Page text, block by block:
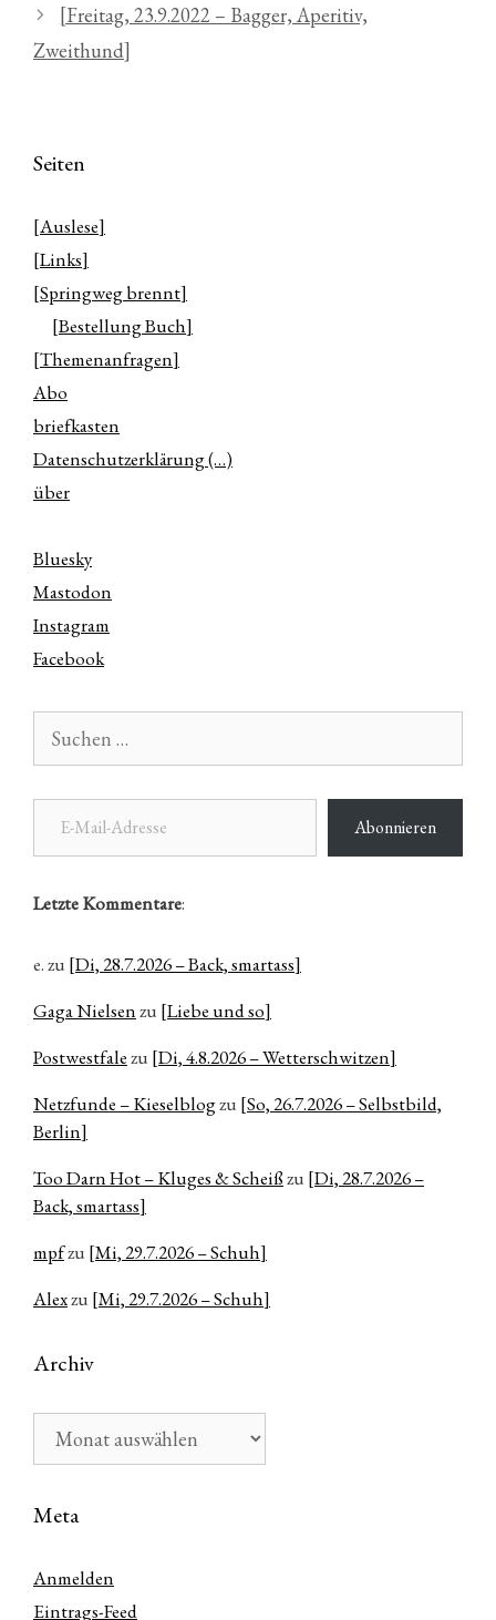
[Freitag, 23.9.2022 – Bagger, Aperitiv,
Zweithund]
Seiten
[Auslese]
[Links]
[Springweg brennt]
[Bestellung Buch]
[Themenanfragen]
Abo
briefkasten
Datenschutzerklärung (…)
über
Bluesky
Mastodon
Instagram
Facebook
nach:
E-Mail-Adresse
Abonnieren
Letzte Kommentare:
e.zu [Di, 28.7.2026 – Back, smartass]
Gaga Nielsenzu [Liebe und so]
Postwestfalezu [Di, 4.8.2026 – Wetterschwitzen]
Netzfunde – Kieselblogzu [So, 26.7.2026 – Selbstbild,
Berlin]
Too Darn Hot – Kluges & Scheißzu [Di, 28.7.2026 –
Back, smartass]
mpfzu [Mi, 29.7.2026 – Schuh]
Alexzu [Mi, 29.7.2026 – Schuh]
Archiv
Meta
Anmelden
Eintrags-Feed